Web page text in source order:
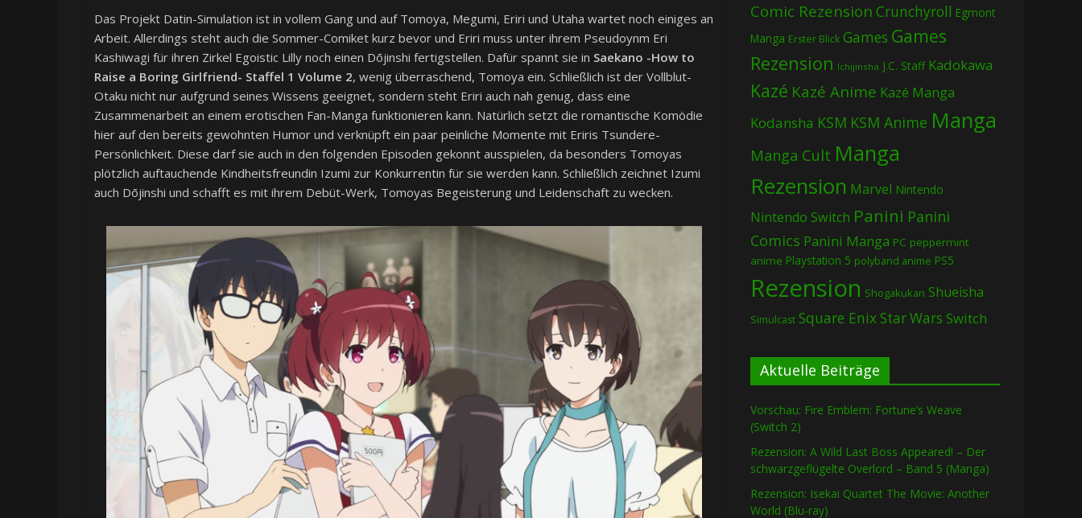
Das Projekt Datin-Simulation ist in vollem Gang und auf Tomoya, Megumi, Eriri und Utaha wartet noch einiges an
Arbeit. Allerdings steht auch die Sommer-Comiket kurz bevor und Eriri muss unter ihrem Pseudoynm Eri
Kashiwagi für ihren Zirkel Egoistic Lilly noch einen Dōjinshi fertigstellen. Dafür spannt sie in Saekano -How to
Raise a Boring Girlfriend- Staffel 1 Volume 2, wenig überraschend, Tomoya ein. Schließlich ist der Vollblut-
Otaku nicht nur aufgrund seines Wissens geeignet, sondern steht Eriri auch nah genug, dass eine
Zusammenarbeit an einem erotischen Fan-Manga funktionieren kann. Natürlich setzt die romantische Komödie
hier auf den bereits gewohnten Humor und verknüpft ein paar peinliche Momente mit Eriris Tsundere-
Persönlichkeit. Diese darf sie auch in den folgenden Episoden gekonnt ausspielen, da besonders Tomoyas
plötzlich auftauchende Kindheitsfreundin Izumi zur Konkurrentin für sie werden kann. Schließlich zeichnet Izumi
auch Dōjinshi und schafft es mit ihrem Debüt-Werk, Tomoyas Begeisterung und Leidenschaft zu wecken.
Comic Rezension Crunchyroll Egmont
Manga Erster Blick Games Games
Rezension Ichijinsha J.C. Staff Kadokawa
Kazé Kazé Anime Kazé Manga
Kodansha KSM KSM Anime Manga
Manga Cult Manga
Rezension Marvel Nintendo
Nintendo Switch Panini Panini
Comics Panini Manga PC peppermint
anime Playstation 5 polyband anime PS5
Rezension Shogakukan Shueisha
Simulcast Square EnixStar Wars Switch
Aktuelle Beiträge
Vorschau: Fire Emblem: Fortune’s Weave
(Switch 2)
Rezension: A Wild Last Boss Appeared! – Der
schwarzgeflügelte Overlord – Band 5 (Manga)
Rezension: Isekai Quartet The Movie: Another
World (Blu-ray)